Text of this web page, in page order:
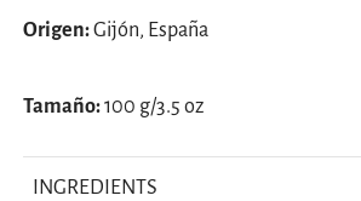
Origen:Gijón, España
Tamaño:100 g/3.5 oz
INGREDIENTS